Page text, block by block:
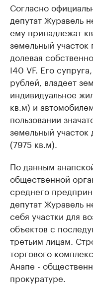
Согласно
депутат Журавель
ему принадлежат
земельный
долевая
I40 VF. Его
рублей, владеет
индивидуальное
кв.м) и
пользовании
земельный
(7975 кв.м).
По данным
общественной
среднего
депутат Журавель
себя участки для
объектов с
третьим лицам.
торгового
Анапе -
прокуратуре.